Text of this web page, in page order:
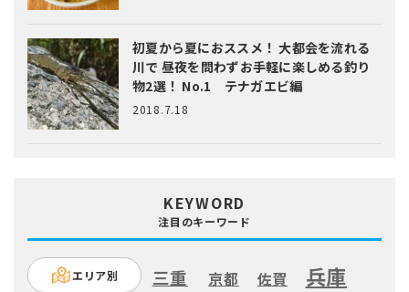
初夏から夏におススメ！ 大都会を流れる
川で 昼夜を問わずお手軽に楽しめる釣り
物2選！ No.1 テナガエビ編
2018.7.18
KEYWORD
注目のキーワード
エリア別 三重 京都 佐賀 兵庫